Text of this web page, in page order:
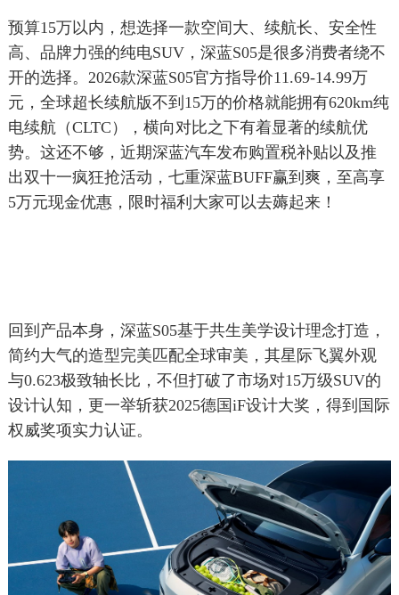
预算15万以内，想选择一款空间大、续航长、安全性
高、品牌力强的纯电SUV，深蓝S05是很多消费者绕不
开的选择。2026款深蓝S05官方指导价11.69-14.99万
元，全球超长续航版不到15万的价格就能拥有620km纯
电续航（CLTC），横向对比之下有着显著的续航优
势。这还不够，近期深蓝汽车发布购置税补贴以及推
出双十一疯狂抢活动，七重深蓝BUFF赢到爽，至高享
5万元现金优惠，限时福利大家可以去薅起来！
回到产品本身，深蓝S05基于共生美学设计理念打造，
简约大气的造型完美匹配全球审美，其星际飞翼外观
与0.623极致轴长比，不但打破了市场对15万级SUV的
设计认知，更一举斩获2025德国iF设计大奖，得到国际
权威奖项实力认证。